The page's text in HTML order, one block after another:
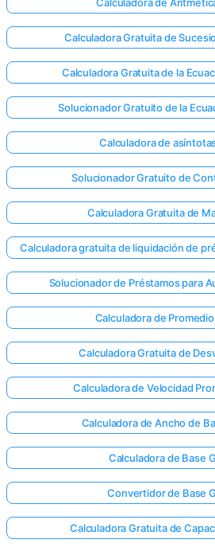
no
hay
su
primera
Calculadora Gratuita de
Calculadora Gratuita de la
Solucionador Gratuito de la
Calculadora de
Solucionador Gratuito de
Calculadora Gratuita de
Calculadora gratuita de liquidación de
Solucionador de Préstamos para
Calculadora de
Calculadora Gratuita de
Calculadora de Velocidad
Calculadora de Ancho de
Calculadora de Base
Convertidor de Base
Calculadora Gratuita de